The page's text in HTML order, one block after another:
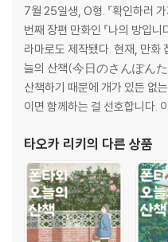
7월 25일생, O형. 『확인하러
번째 장편 만화인 『나의 방입
라마로도 제작됐다. 현재, 만화
늘의 산책(今日のさんぽんた)
산책하기 때문에 개가 있든 없
이면 함께하는 걸 선호합니다.
타오카 리키 의 다른 상품